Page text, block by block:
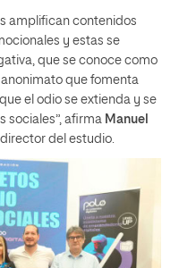
amplifican contenidos
y estas se
que se conoce como
que fomenta
el odio se extienda y se
sociales”, afirma Manuel
del estudio.